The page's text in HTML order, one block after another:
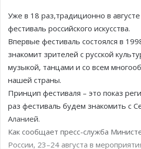
Уже в 18 раз,традиционно в
фестиваль российского искусства.
Впервые фестиваль состоялся в
знакомит зрителей с русской
музыкой, танцами и со всем
нашей страны.
Принцип фестиваля – это показ
раз фестиваль будем знакомить с
Аланией.
Как сообщает пресс-служба
России, 23–24 августа в